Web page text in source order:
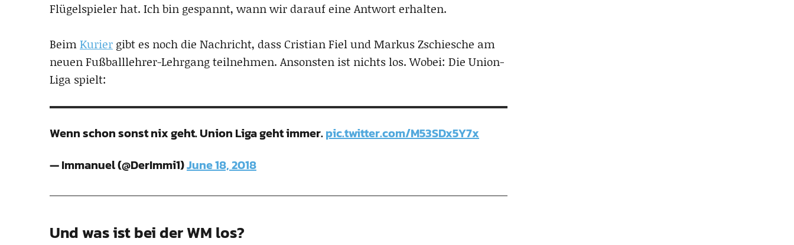
Flügelspieler hat. Ich bin gespannt, wann wir darauf eine Antwort erhalten.
BeimKurier gibt es noch die Nachricht, dass Cristian Fiel und Markus Zschiesche am
neuen Fußballlehrer-Lehrgang teilnehmen. Ansonsten ist nichts los. Wobei: Die Union-
Liga spielt:
Wenn schon sonst nix geht. Union Liga geht immer.pic.twitter.com/M53SDx5Y7x
— Immanuel (@DerImmi1)June 18, 2018
Und was ist bei der WM los?